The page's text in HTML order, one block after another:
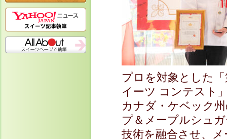
プロを対象とした
イーツ コンテスト
カナダ・ケベック
プ＆メープルシュ
技術を融合させ、